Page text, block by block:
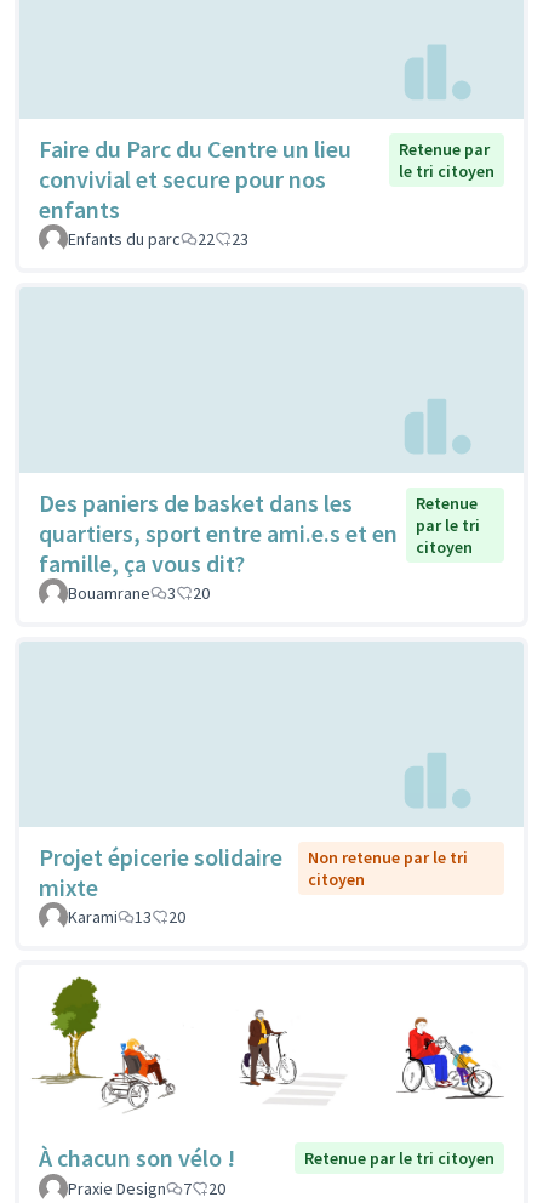
Faire du Parc du Centre un lieu
convivial et secure pour nos
enfants
Retenue par
le tri citoyen
Enfants du parc 22 23
Des paniers de basket dans les
quartiers, sport entre ami.e.s et en
famille, ça vous dit?
Retenue
par le tri
citoyen
Bouamrane 3 20
Projet épicerie solidaire
mixte
Non retenue par le tri
citoyen
Karami
13 20
À chacun son vélo !
Retenue par le tri citoyen
Praxie Design
7 20